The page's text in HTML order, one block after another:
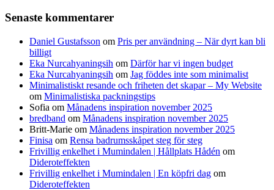
Senaste kommentarer
Daniel Gustafsson om Pris per användning – När dyrt kan bli
billigt
Eka Nurcahyaningsih om Därför har vi ingen budget
Eka Nurcahyaningsih om Jag föddes inte som minimalist
Minimalistiskt resande och friheten det skapar – My Website
om Minimalistiska packningstips
Sofia om Månadens inspiration november 2025
bredband om Månadens inspiration november 2025
Britt-Marie om Månadens inspiration november 2025
Finisa om Rensa badrumsskåpet steg för steg
Frivillig enkelhet i Mumindalen | Hållplats Hådén om
Dideroteffekten
Frivillig enkelhet i Mumindalen | En köpfri dag om
Dideroteffekten